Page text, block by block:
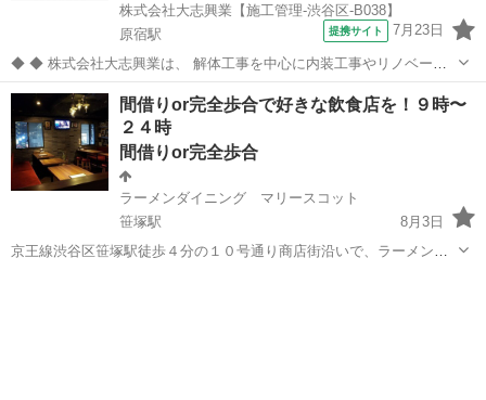
株式会社大志興業【施工管理-渋谷区-B038】
原宿駅
提携サイト 7月23日
◆ ◆ 株式会社大志興業は、 解体工事を中心に内装工事やリノベーシ
ョン工事まで幅広く手掛ける総合建設企業です。 住宅・店舗・ビルな
ど多様な現場に対応し、解体から施工、廃棄物処理まで一貫して行っ
ています。 20代～40代の...
東京 渋谷区 原宿駅 その他
間借りor完全歩合で好きな飲食店を！９時〜
２４時
間借りor完全歩合
ラーメンダイニング マリースコット
笹塚駅
8月3日
京王線渋谷区笹塚駅徒歩４分の１０号通り商店街沿いで、ラーメンダ